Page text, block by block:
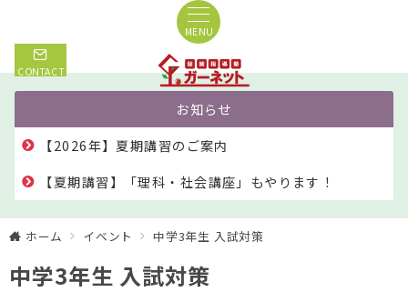
MENU
CONTACT
お知らせ
【2026年】夏期講習のご案内
【夏期講習】「理科・社会講座」もやります！
ホーム イベント 中学3年生 入試対策
中学3年生 入試対策